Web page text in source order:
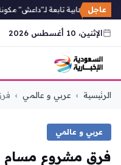
عاجل
إرهابية تابعة لـ"داعش" مكونة من 9 عناصر في محافظة القنيطرة
الإثنين، 10 أغسطس 2026
التجاوز
الرئيسية › عربي و عالمي ›
عربي و عالمي